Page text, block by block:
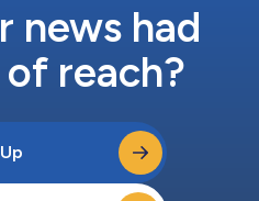
news had
reach?